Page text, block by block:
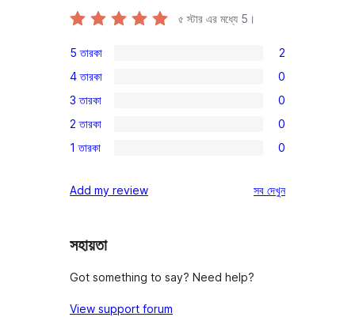
৫ স্টার এর মধ্যে 5 ।
2টি
5-
স্টার
রিভিউ
5 তারকা 2
0টি
4-
স্টার
রিভিউ
4 তারকা 0
0টি
3-
স্টার
3 তারকা 0
0টি
2-
রিভিউ
2 তারকা 0
0টি
স্টার
1 তারকা 0
Add my review সবরিভিউ
দেখুন
সহায়তা
Got something to say? Need help?
View support forum